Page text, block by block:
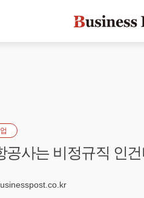
공사는 비정규직 인